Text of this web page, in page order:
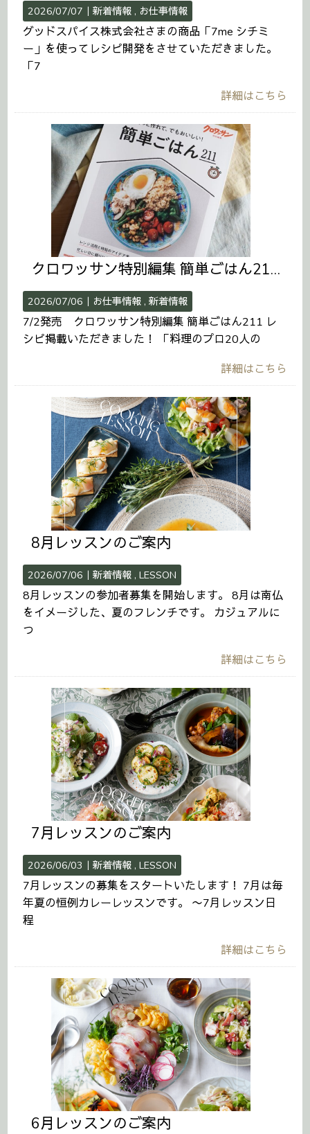
2026/07/07｜新着情報 お仕事情報
グッドスパイス株式会社さまの商品「7me シチミ
ー」を使ってレシピ開発をさせていただきました。
「7
詳細はこちら
クロワッサン特別編集 簡単ごはん211 レシピ掲載いただきました！
2026/07/06｜ お仕事情報 新着情報
7/2発売 クロワッサン特別編集 簡単ごはん211 レ
シピ掲載いただきました！ 「料理のプロ20人の
詳細はこちら
8月レッスンのご案内
2026/07/06｜新着情報 LESSON
8月レッスンの参加者募集を開始します。 8月は南仏
をイメージした、夏のフレンチです。 カジュアルに
つ
詳細はこちら
7月レッスンのご案内
2026/06/03｜新着情報 LESSON
7月レッスンの募集をスタートいたします！ 7月は毎
年夏の恒例カレーレッスンです。 〜7月レッスン日
程
詳細はこちら
6月レッスンのご案内